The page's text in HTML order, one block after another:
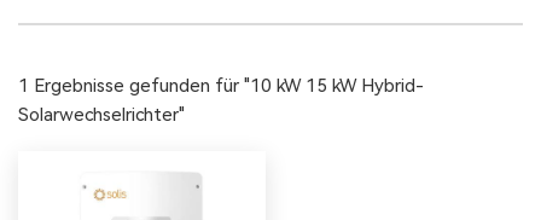
1 Ergebnisse gefunden für "10 kW 15 kW Hybrid-
Solarwechselrichter"